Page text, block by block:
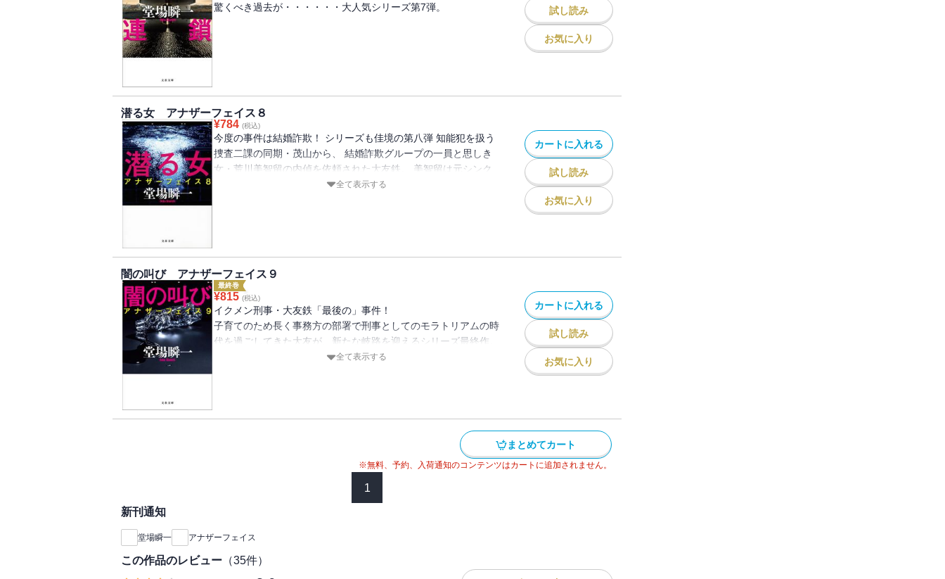
驚くべき過去が・・・・・・大人気シリーズ第7弾。
試し読み
お気に入り
潜る女 アナザーフェイス８
¥784 (税込)
今度の事件は結婚詐欺！ シリーズも佳境の第八弾 知能犯を扱う
捜査二課の同期・茂山から、 結婚詐欺グループの一員と思しき
女・荒川美智留の内偵を依頼された大友鉄。 美智留は元シンク
ロ選手でスポーツジムのインストラクター。 真面目で魅力的な
全て表示する
カートに入れる
試し読み
お気に入り
闇の叫び アナザーフェイス９
最終巻
¥815 (税込)
イクメン刑事・大友鉄「最後の」事件！
子育てのため長く事務方の部署で刑事としてのモラトリアムの時
代を過ごしてきた大友が、新たな岐路を迎えるシリーズ最終作。
その時々で事件の捜査の手伝いをしてきた彼はある日、息子のか
娘が通う中学校の保護者が何者かに襲われたのだが、噂だけで真
さらにその後、別の父兄が襲われ、大友はその捜査に加わること
だが、その動機とははたして――。
成長した息子が高校受験を控え、自らも今後の人生と新たに向き
全て表示する
カートに入れる
試し読み
お気に入り
まとめてカート
※無料、予約、入荷通知のコンテンツはカートに追加されません。
1
新刊通知
堂場瞬一 アナザーフェイス
この作品のレビュー （35件）